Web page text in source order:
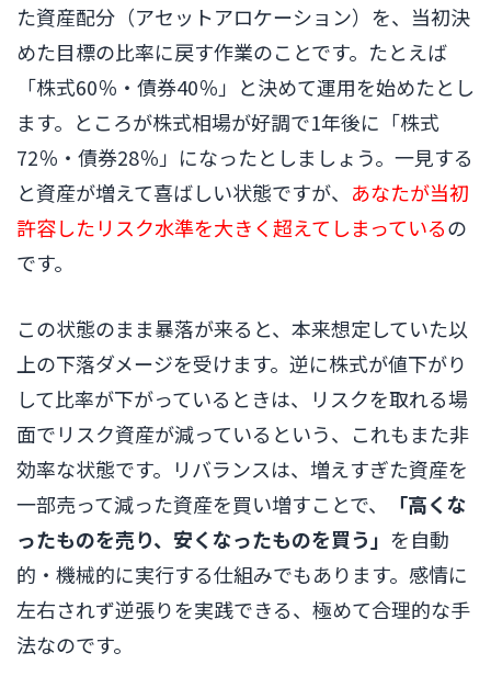
た資産配分（アセットアロケーション）を、当初決
めた目標の比率に戻す作業のことです。たとえば
「株式60％・債券40％」と決めて運用を始めたとし
ます。ところが株式相場が好調で1年後に「株式
72％・債券28％」になったとしましょう。一見する
と資産が増えて喜ばしい状態ですが、 あなたが当初
許容したリスク水準を大きく超えてしまっているの
です。
この状態のまま暴落が来ると、本来想定していた以
上の下落ダメージを受けます。逆に株式が値下がり
して比率が下がっているときは、リスクを取れる場
面でリスク資産が減っているという、これもまた非
効率な状態です。リバランスは、増えすぎた資産を
一部売って減った資産を買い増すことで、
「高くな
ったものを売り、安くなったものを買う」 を自動
的・機械的に実行する仕組みでもあります。感情に
左右されず逆張りを実践できる、極めて合理的な手
法なのです。